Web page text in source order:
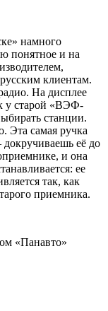
намного
понятное и на
клиентам.
На дисплее
у старой «ВЭФ-
станции.
Эта самая ручка
её до
и она
ее
так, как
приемника.
«Панавто»